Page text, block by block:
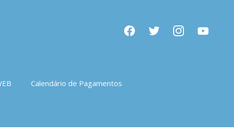
facebooktwitter instagramyoutube
Calendário de Pagamentos